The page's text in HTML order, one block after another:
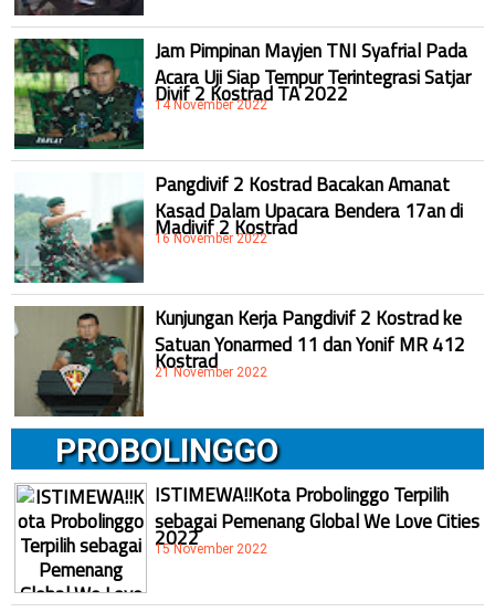
Jam Pimpinan Mayjen TNI Syafrial Pada
Acara Uji Siap Tempur Terintegrasi Satjar
Divif 2 Kostrad TA 2022
14 November 2022
Pangdivif 2 Kostrad Bacakan Amanat
Kasad Dalam Upacara Bendera 17an di
Madivif 2 Kostrad
16 November 2022
Kunjungan Kerja Pangdivif 2 Kostrad ke
Satuan Yonarmed 11 dan Yonif MR 412
Kostrad
21 November 2022
PROBOLINGGO
ISTIMEWA!!Kota Probolinggo Terpilih
sebagai Pemenang Global We Love Cities
2022
15 November 2022